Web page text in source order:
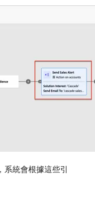
系統會根據這些引